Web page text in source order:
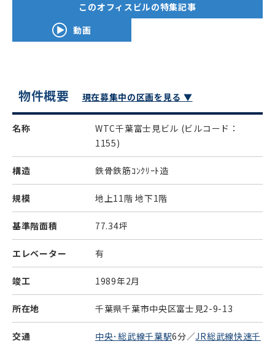
このオフィスビルの特集記事
動画
物件概要 現在募集中の区画を見る ▼
名称 WTC千葉富士見ビル (ビルコード：
1155)
構造 鉄骨鉄筋ｺﾝｸﾘｰﾄ造
規模 地上11階 地下1階
基準階面積 77.34坪
エレベーター 有
竣工 1989年2月
所在地 千葉県千葉市中央区富士見2-9-13
交通 中央･総武線千葉駅6分／JR総武線快速千